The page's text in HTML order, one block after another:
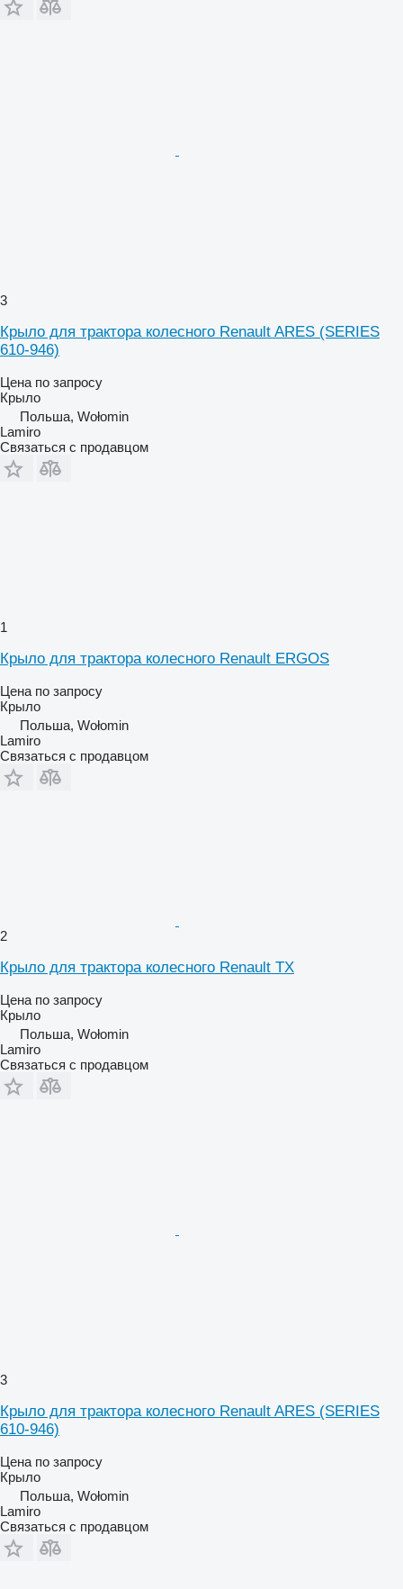
3
Крыло для трактора колесного Renault ARES (SERIES
610-946)
Цена по запросу
Крыло
Польша, Wołomin
Lamiro
Связаться с продавцом
1
Крыло для трактора колесного Renault ERGOS
Цена по запросу
Крыло
Польша, Wołomin
Lamiro
Связаться с продавцом
2
Крыло для трактора колесного Renault TX
Цена по запросу
Крыло
Польша, Wołomin
Lamiro
Связаться с продавцом
3
Крыло для трактора колесного Renault ARES (SERIES
610-946)
Цена по запросу
Крыло
Польша, Wołomin
Lamiro
Связаться с продавцом